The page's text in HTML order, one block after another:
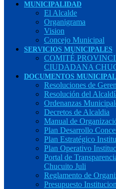
MUNICIPALIDAD
El Alcalde
Organigrama
Vision
Concejo Municipal
SERVICIOS MUNICIPALES
COMITÉ
CIUDADANA
DOCUMENTOS
Resoluciones de
Resolución del
Ordenanzas
Decretos de Alcaldia
Manual de
Plan Desarrollo
Plan Estratégico
Plan Operativo
Portal de
Chucuito Juli
Reglamento de
Presupuesto